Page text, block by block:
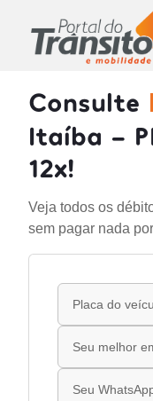
Consulte
Itaíba -
12x!
Veja todos os
sem pagar nada